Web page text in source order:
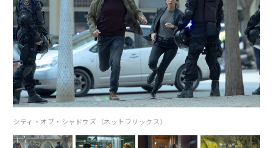
シティ・オブ・シャドウズ（ネットフリックス）